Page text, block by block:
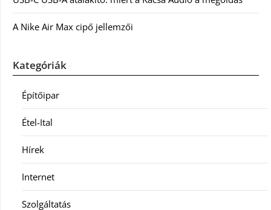
A Nike Air Max cipő jellemzői
Kategóriák
Építőipar
Étel-Ital
Hírek
Internet
Szolgáltatás